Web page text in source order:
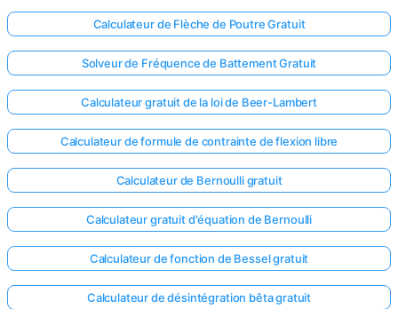
Calculateur de Flèche de Poutre Gratuit
Solveur de Fréquence de Battement Gratuit
Calculateur gratuit de la loi de Beer-Lambert
Calculateur de formule de contrainte de flexion libre
Calculateur de Bernoulli gratuit
Calculateur gratuit d'équation de Bernoulli
Calculateur de fonction de Bessel gratuit
Calculateur de désintégration bêta gratuit